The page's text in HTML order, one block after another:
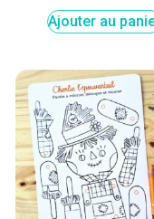
Ajouter au